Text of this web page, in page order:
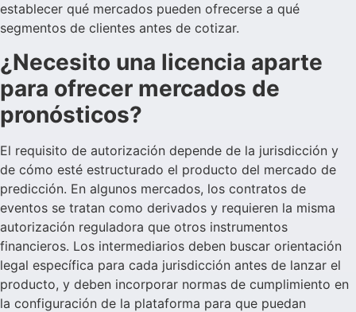
establecer qué mercados pueden ofrecerse a qué
segmentos de clientes antes de cotizar.
¿Necesito una licencia aparte
para ofrecer mercados de
pronósticos?
El requisito de autorización depende de la jurisdicción y
de cómo esté estructurado el producto del mercado de
predicción. En algunos mercados, los contratos de
eventos se tratan como derivados y requieren la misma
autorización reguladora que otros instrumentos
financieros. Los intermediarios deben buscar orientación
legal específica para cada jurisdicción antes de lanzar el
producto, y deben incorporar normas de cumplimiento en
la configuración de la plataforma para que puedan